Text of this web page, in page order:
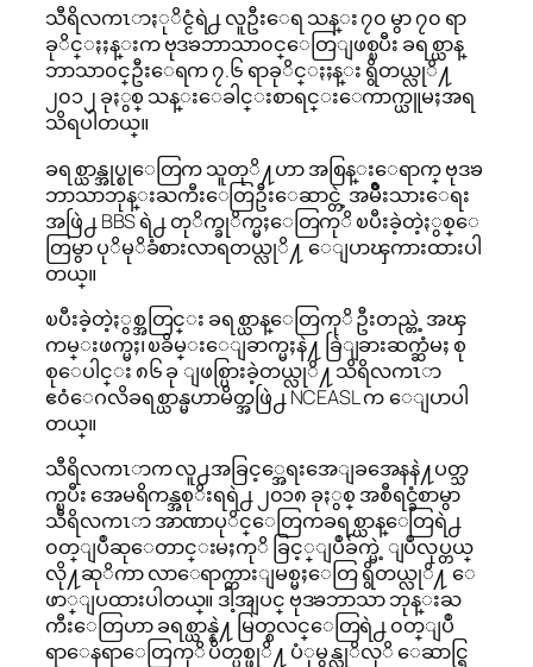
သီရိလကၤာႏုိင္ငံရဲ႕ လူဦးေရ သန္း ၇၀ မွာ ၇၀ ရာ
ခုိင္ႏႈန္းက ဗုဒၶဘာသာ၀င္ေတြျဖစ္ၿပီး ခရစ္ယာန္
ဘာသာ၀င္ဦးေရက ၇.၆ ရာခုိင္ႏႈန္း ရွိတယ္လုိ႔
၂၀၁၂ ခုႏွစ္ သန္းေခါင္းစာရင္းေကာက္ယူမႈအရ
သိရပါတယ္။
ခရစ္ယာန္အုပ္စုေတြက သူတုိ႔ဟာ အစြန္းေရာက္ ဗုဒၶ
ဘာသာဘုန္းႀကီးေတြဦးေဆာင္တဲ့ အမ်ိဳးသားေရး
အဖြဲ႕ BBS ရဲ႕ တုိက္ခုိက္မႈေတြကုိ ၿပီးခဲ့တဲ့ႏွစ္ေ
တြမွာ ပုိမုိခံစားလာရတယ္လုိ႔ ေျပာၾကားထားပါ
တယ္။
ၿပီးခဲ့တဲ့ႏွစ္အတြင္း ခရစ္ယာန္ေတြကုိ ဦးတည္တဲ့ အၾ
ကမ္းဖက္မႈ၊ ၿခိမ္းေျခာက္မႈနဲ႔ ခြဲျခားဆက္ဆံမႈ စု
စုေပါင္း ၈၆ ခု ျဖစ္ပြားခဲ့တယ္လုိ႔ သိရိလကၤာ
ဧ၀ံေဂလိခရစ္ယာန္မဟာမိတ္အဖြဲ႕ NCEASL က ေျပာပါ
တယ္။
သီရိလကၤာက လူ႕အခြင့္အေရးအေျခအေနနဲ႔ပတ္သ
က္ၿပီး အေမရိကန္အစုိးရရဲ႕ ၂၀၁၈ ခုႏွစ္ အစီရင္ခံစာမွာ
သီရိလကၤာ အာဏာပုိင္ေတြကခရစ္ယာန္ေတြရဲ႕
၀တ္ျပဳဆုေတာင္းမႈကုိ ခြင့္ျပဳခ်က္မဲ့ ျပဳလုပ္တယ္
လို႔ဆုိကာ လာေရာက္တားျမစ္မႈေတြ ရွိတယ္လုိ႔ ေ
ဖာ္ျပထားပါတယ္။ ဒါ့အျပင္ ဗုဒၶဘာသာ ဘုန္းႀ
ကီးေတြဟာ ခရစ္ယာန္နဲ႔ မြတ္စလင္ေတြရဲ႕ ၀တ္ျပဳ
ရာေနရာေတြကုိ ပိတ္ပစ္ဖုိ႔ ပံုမွန္လုိလုိ ေဆာင္ရြ